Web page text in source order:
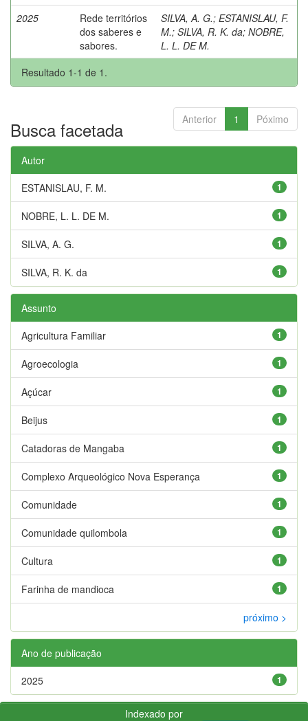
2025
Rede territórios
dos saberes e
sabores.
SILVA, A. G.; ESTANISLAU, F.
M.; SILVA, R. K. da; NOBRE,
L. L. DE M.
Resultado 1-1 de 1.
Anterior 1 Póximo
Busca facetada
Autor
1
ESTANISLAU, F. M.
1
NOBRE, L. L. DE M.
1
SILVA, A. G.
1
SILVA, R. K. da
Assunto
1
Agricultura Familiar
1
Agroecologia
1
Açúcar
1
Beijus
1
Catadoras de Mangaba
1
Complexo Arqueológico Nova Esperança
1
Comunidade
1
Comunidade quilombola
1
Cultura
1
Farinha de mandioca
próximo >
Ano de publicação
1
2025
Indexado por